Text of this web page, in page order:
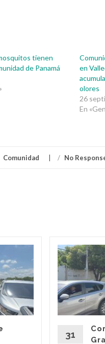
tienen
de Panamá
en
olores
26
En
Comunidad / No
31